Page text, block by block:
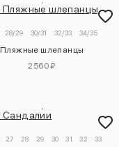
28/29 30/31 32/33 34/35
Пляжные шлепанцы
2560 ₽
27 28 29 30 31 32 33